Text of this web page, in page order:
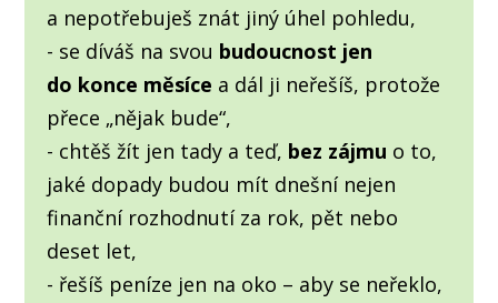
a nepotřebuješ znát jiný úhel pohledu,
- se díváš na svou budoucnost jen
do konce měsíce a dál ji neřešíš, protože
přece „nějak bude“,
- chtěš žít jen tady a teď, bez zájmu o to,
jaké dopady budou mít dnešní nejen
finanční rozhodnutí za rok, pět nebo
deset let,
- řešíš peníze jen na oko – aby se neřeklo,